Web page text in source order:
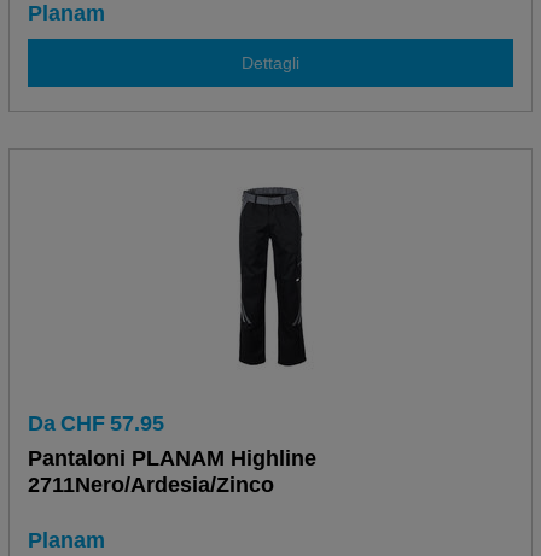
Planam
Dettagli
Da CHF 57.95
Pantaloni PLANAM Highline
2711Nero/Ardesia/Zinco
Planam